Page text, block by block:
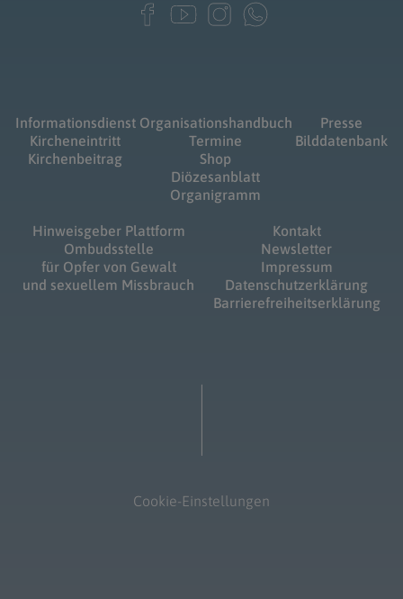
Informationsdienst
Kircheneintritt
Kirchenbeitrag
Organisationshandbuch
Termine
Shop
Diözesanblatt
Organigramm
Presse
Bilddatenbank
Hinweisgeber Plattform
Ombudsstelle
für Opfer von Gewalt
und sexuellem Missbrauch
Kontakt
Newsletter
Impressum
Datenschutzerklärung
Barrierefreiheitserklärung
Cookie-Einstellungen